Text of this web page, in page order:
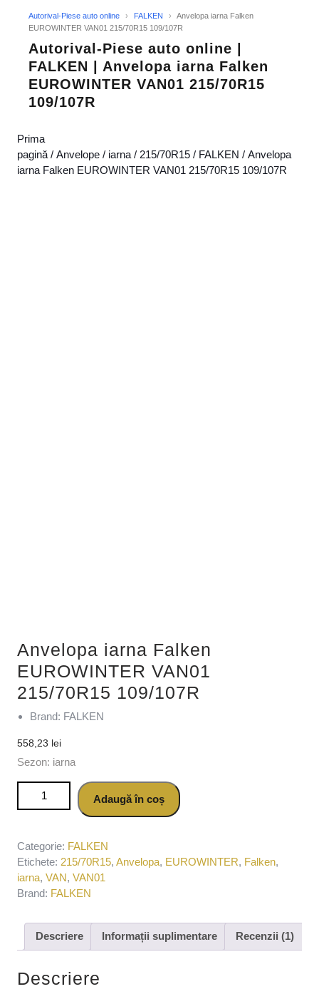
Autorival-Piese auto online › FALKEN ›
Anvelopa iarna Falken
EUROWINTER VAN01 215/70R15 109/107R
Autorival-Piese auto online |
FALKEN | Anvelopa iarna Falken
EUROWINTER VAN01 215/70R15
109/107R
Prima
pagină / Anvelope / iarna / 215/70R15 / FALKEN / Anvelopa
iarna Falken EUROWINTER VAN01 215/70R15 109/107R
Anvelopa iarna Falken
EUROWINTER VAN01
215/70R15 109/107R
Brand: FALKEN
558,23 lei
Sezon: iarna
Cantitate Anvelopa iarna Falken EUROWINTER VAN01
215/70R15 109/107RAdaugă în coș
Categorie: FALKEN
Etichete: 215/70R15, Anvelopa, EUROWINTER, Falken,
iarna, VAN, VAN01
Brand: FALKEN
Descriere Informații suplimentare Recenzii (1)
Descriere